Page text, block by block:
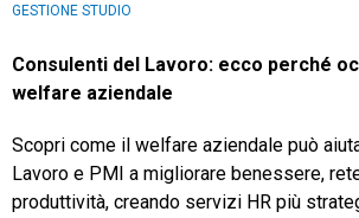
GESTIONE STUDIO
Consulenti del Lavoro: ecco perché
welfare aziendale
Scopri come il welfare aziendale può
Lavoro e PMI a migliorare benessere,
produttività, creando servizi HR più